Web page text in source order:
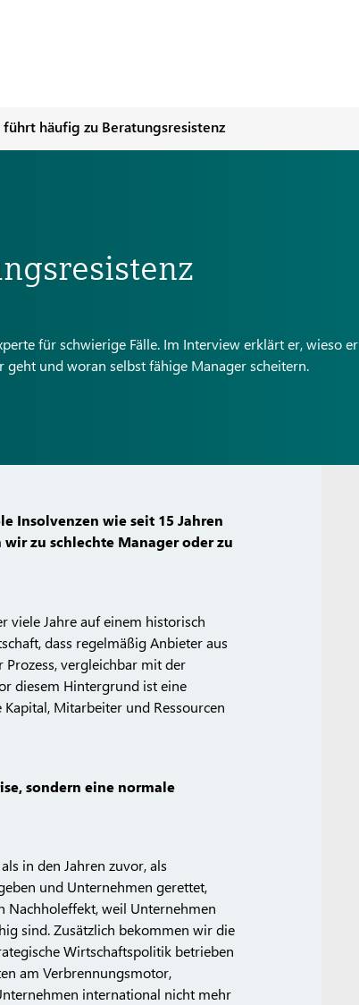
häufig zu Beratungsresistenz
für schwierige Fälle. Im Interview erklärt er, wieso er
und woran selbst fähige Manager scheitern.
Insolvenzen wie seit 15 Jahren
zu schlechte Manager oder zu
viele Jahre auf einem historisch
dass regelmäßig Anbieter aus
vergleichbar mit der
diesem Hintergrund ist eine
Mitarbeiter und Ressourcen
sondern eine normale
in den Jahren zuvor, als
und Unternehmen gerettet,
Nachholeffekt, weil Unternehmen
sind. Zusätzlich bekommen wir die
Wirtschaftspolitik betrieben
am Verbrennungsmotor,
international nicht mehr